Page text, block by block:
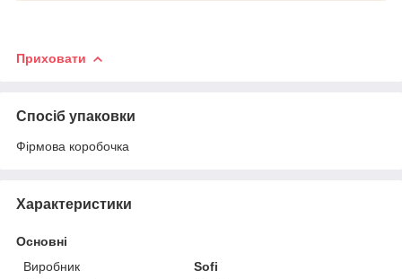
Приховати
Спосіб упаковки
Фірмова коробочка
Характеристики
Основні
Виробник
Sofi